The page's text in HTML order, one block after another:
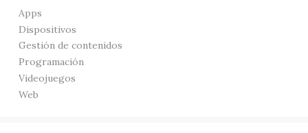
Apps
Dispositivos
Gestión de contenidos
Programación
Videojuegos
Web